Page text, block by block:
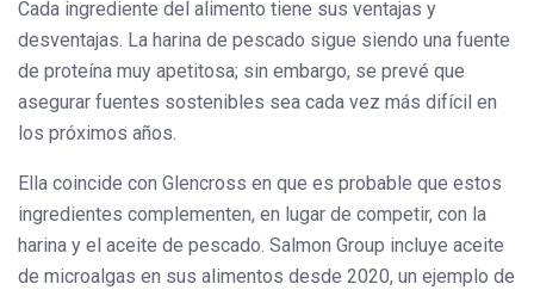
Cada ingrediente del alimento tiene sus ventajas y
desventajas. La harina de pescado sigue siendo una fuente
de proteína muy apetitosa; sin embargo, se prevé que
asegurar fuentes sostenibles sea cada vez más difícil en
los próximos años.
Ella coincide con Glencross en que es probable que estos
ingredientes complementen, en lugar de competir, con la
harina y el aceite de pescado. Salmon Group incluye aceite
de microalgas en sus alimentos desde 2020, un ejemplo de